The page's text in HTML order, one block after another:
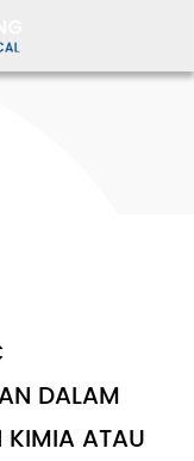
DALAM
KIMIA ATAU